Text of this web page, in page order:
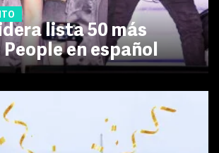
lista 50 más
en español